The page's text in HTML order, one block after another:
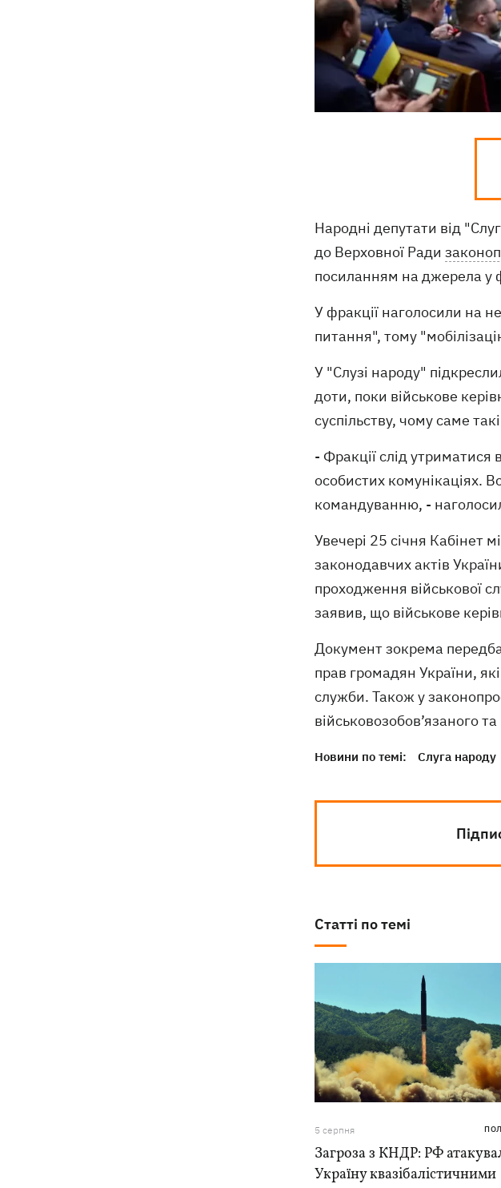
Народні депутати від
до Верховної Ради
посиланням на джерела у
У фракції наголосили на
питання", тому
У "Слузі народу"
доти, поки військове
суспільству, чому саме
- Фракції слід
особистих комунікаціях.
командуванню, -
Увечері 25 січня Кабінет
законодавчих актів
проходження військової
заявив, що військове
Документ зокрема
прав громадян України,
служби. Також у
військовозобов’язаного
Новини по темі: Слуга народу
Статті по темі
5 серпня
Загроза з КНДР: РФ
Україну квазібалістичними